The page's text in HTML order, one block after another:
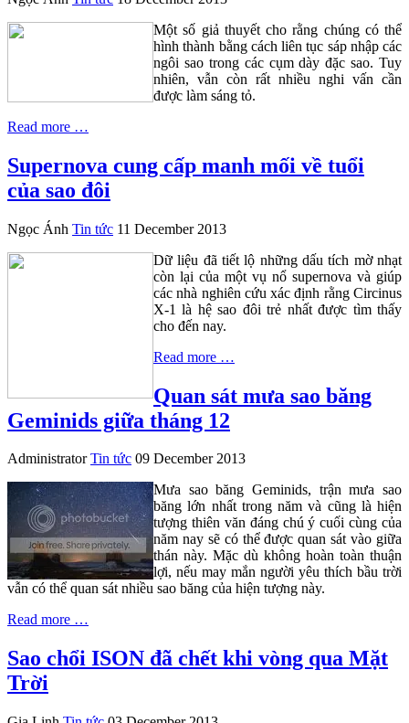
Một số giả thuyết cho rằng chúng có thể
hình thành bằng cách liên tục sáp nhập các
ngôi sao trong các cụm dày đặc sao. Tuy
nhiên, vẫn còn rất nhiều nghi vấn cần
được làm sáng tỏ.
Read more …
Supernova cung cấp manh mối về tuổi
của sao đôi
Ngọc Ánh Tin tức 11 December 2013
Dữ liệu đã tiết lộ những dấu tích mờ nhạt
còn lại của một vụ nổ supernova và giúp
các nhà nghiên cứu xác định rằng Circinus
X-1 là hệ sao đôi trẻ nhất được tìm thấy
cho đến nay.
Read more …
Quan sát mưa sao băng
Geminids giữa tháng 12
Administrator Tin tức 09 December 2013
Mưa sao băng Geminids, trận mưa sao
băng lớn nhất trong năm và cũng là hiện
tượng thiên văn đáng chú ý cuối cùng của
năm nay sẽ có thể được quan sát vào giữa
thán này. Mặc dù không hoàn toàn thuận
lợi, nếu may mắn người yêu thích bầu trời
vẫn có thể quan sát nhiều sao băng của hiện tượng này.
Read more …
Sao chổi ISON đã chết khi vòng qua Mặt
Trời